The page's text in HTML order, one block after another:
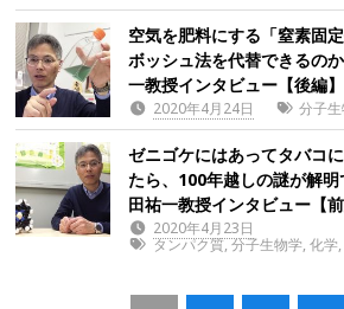
空気を肥料にする「窒素固
ボッシュ法を代替できるの
一教授インタビュー【後編】
2020年4月24日 分子
ゼニゴケにはあってタバコ
たら、100年越しの謎が解
田祐一教授インタビュー【前
2020年4月23日
タンパク質,分子生物学, 化学,